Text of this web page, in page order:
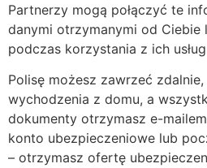
Partnerzy mogą połączyć te
danymi otrzymanymi od Ciebie
podczas korzystania z ich
Polisę możesz zawrzeć
wychodzenia z domu, a
dokumenty otrzymasz e-
konto ubezpieczeniowe lub
– otrzymasz ofertę